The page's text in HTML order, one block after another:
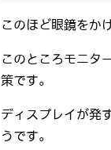
このほど眼鏡をか
このところモニタ
策です。
ディスプレイが発
うです。